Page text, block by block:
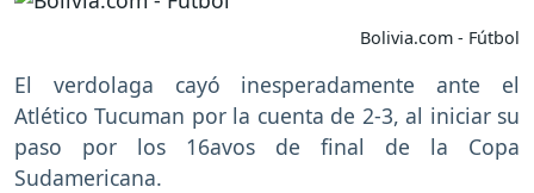
Bolivia.com - Fútbol
El verdolaga cayó inesperadamente ante el
Atlético Tucuman por la cuenta de 2-3, al iniciar su
paso por los 16avos de final de la Copa
Sudamericana.